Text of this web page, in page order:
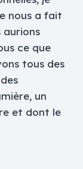
nous a fait
aurions
ce que
tous des
un
et dont le